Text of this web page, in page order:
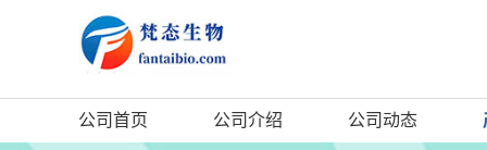
公司首页 公司介绍 公司动态